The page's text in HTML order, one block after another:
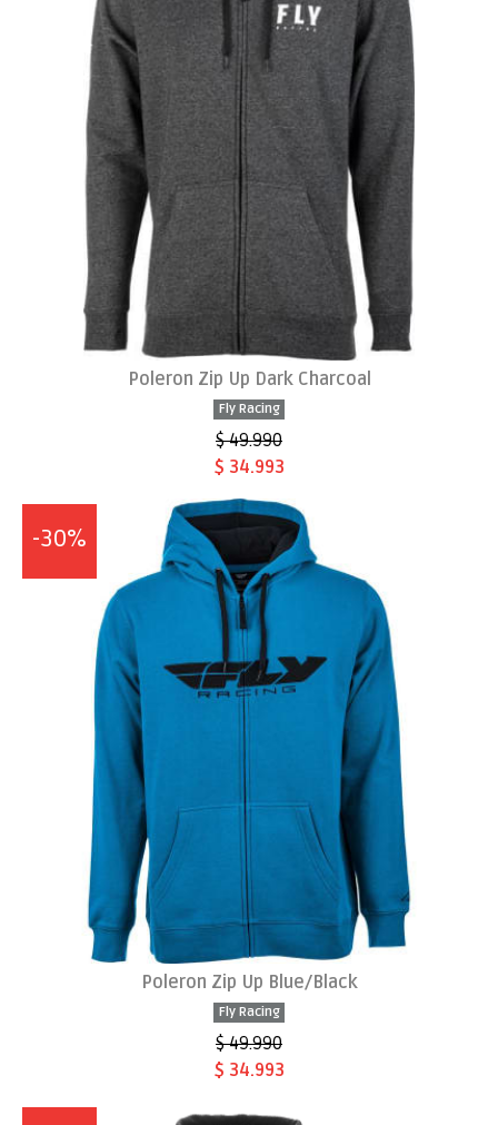
Poleron Zip Up Dark Charcoal
Fly Racing
$ 49.990
$ 34.993
-30%
Poleron Zip Up Blue/Black
Fly Racing
$ 49.990
$ 34.993